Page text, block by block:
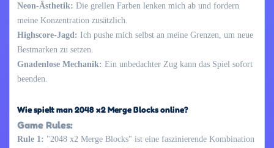
Neon-Ästhetik: Die grellen Farben lenken mich ab und fordern
meine Konzentration zusätzlich.
Highscore-Jagd: Ich pushe mich selbst an meine Grenzen, um neue
Bestmarken zu setzen.
Gnadenlose Mechanik: Ein unbedachter Zug kann das Spiel sofort
beenden.
Wie spielt man 2048 x2 Merge Blocks online?
Game Rules:
Rule 1: "2048 x2 Merge Blocks" ist eine faszinierende Kombination